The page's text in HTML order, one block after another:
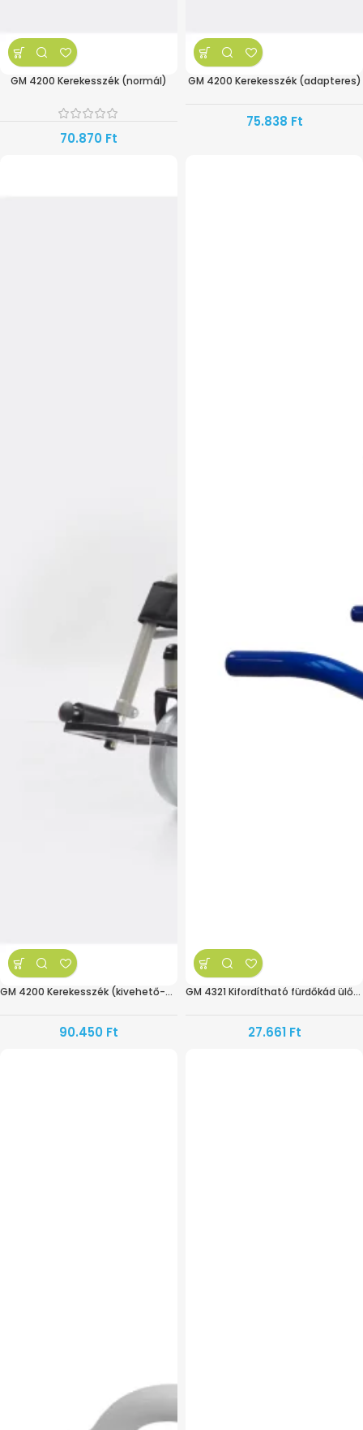
GM 4200 Kerekesszék (normál)
70.870 Ft
GM 4200 Kerekesszék (adapteres)
75.838 Ft
GM 4200 Kerekesszék (kivehető-adapteres)
90.450 Ft
GM 4321 Kifordítható fürdőkád ülőke
27.661 Ft